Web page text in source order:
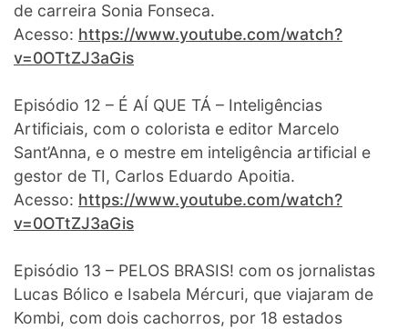
de carreira Sonia Fonseca.
Acesso: https://www.youtube.com/watch?
v=0OTtZJ3aGis
Episódio 12 – É AÍ QUE TÁ – Inteligências
Artificiais, com o colorista e editor Marcelo
Sant’Anna, e o mestre em inteligência artificial e
gestor de TI, Carlos Eduardo Apoitia.
Acesso: https://www.youtube.com/watch?
v=0OTtZJ3aGis
Episódio 13 – PELOS BRASIS! com os jornalistas
Lucas Bólico e Isabela Mércuri, que viajaram de
Kombi, com dois cachorros, por 18 estados